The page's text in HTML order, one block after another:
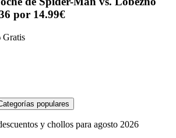
por 14.99€
Gratis
populares
y chollos para agosto 2026